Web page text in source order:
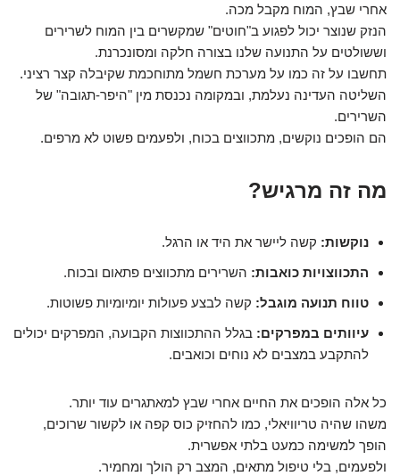
אחרי שבץ, המוח מקבל מכה.
הנזק שנוצר יכול לפגוע ב"חוטים" שמקשרים בין המוח לשרירים
וששולטים על התנועה שלנו בצורה חלקה ומסונכרנת.
תחשבו על זה כמו על מערכת חשמל מתוחכמת שקיבלה קצר רציני.
השליטה העדינה נעלמת, ובמקומה נכנסת מין "היפר-תגובה" של
השרירים.
הם הופכים נוקשים, מתכווצים בכוח, ולפעמים פשוט לא מרפים.
מה זה מרגיש?
נוקשות: קשה ליישר את היד או הרגל.
התכווצויות כואבות: השרירים מתכווצים פתאום ובכוח.
טווח תנועה מוגבל: קשה לבצע פעולות יומיומיות פשוטות.
עיוותים במפרקים: בגלל ההתכווצות הקבועה, המפרקים יכולים
להתקבע במצבים לא נוחים וכואבים.
כל אלה הופכים את החיים אחרי שבץ למאתגרים עוד יותר.
משהו שהיה טריוויאלי, כמו להחזיק כוס קפה או לקשור שרוכים,
הופך למשימה כמעט בלתי אפשרית.
ולפעמים, בלי טיפול מתאים, המצב רק הולך ומחמיר.